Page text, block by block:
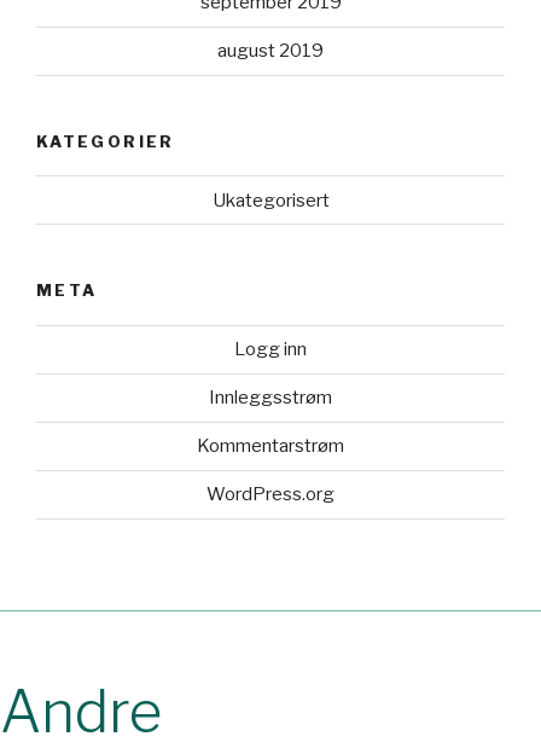
august 2019
KATEGORIER
Ukategorisert
META
Logg inn
Innleggsstrøm
Kommentarstrøm
WordPress.org
Andre